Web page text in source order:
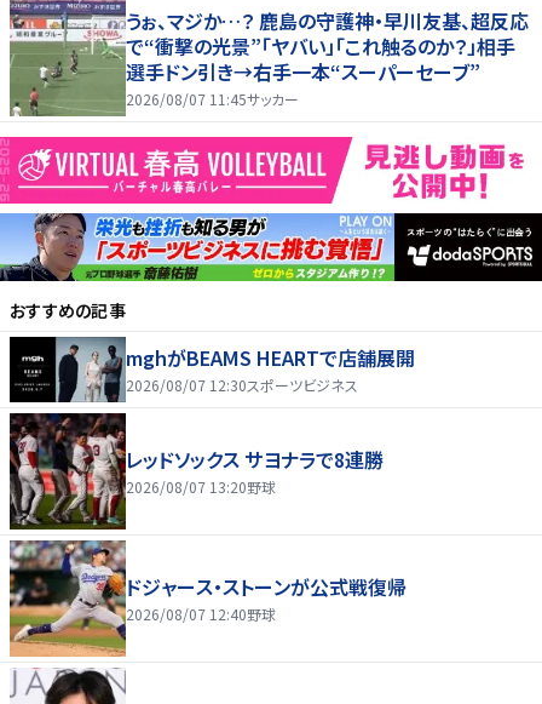
うぉ、マジか…？ 鹿島の守護神・早川友基、超反応
で“衝撃の光景”「ヤバい」「これ触るのか？」相手
選手ドン引き→右手一本“スーパーセーブ”
2026/08/07 11:45サッカー
おすすめの記事
mghがBEAMS HEARTで店舗展開
2026/08/07 12:30スポーツビジネス
レッドソックス サヨナラで8連勝
2026/08/07 13:20野球
ドジャース・ストーンが公式戦復帰
2026/08/07 12:40野球